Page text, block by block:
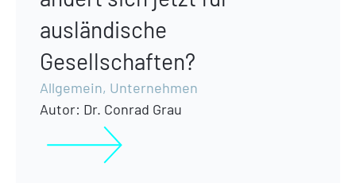
ausländische
Gesellschaften?
Allgemein, Unternehmen
Autor: Dr. Conrad Grau